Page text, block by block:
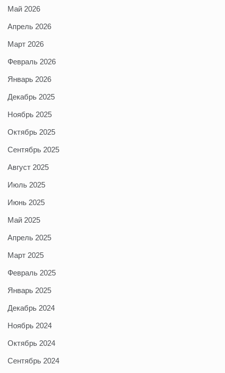
Май 2026
Апрель 2026
Март 2026
Февраль 2026
Январь 2026
Декабрь 2025
Ноябрь 2025
Октябрь 2025
Сентябрь 2025
Август 2025
Июль 2025
Июнь 2025
Май 2025
Апрель 2025
Март 2025
Февраль 2025
Январь 2025
Декабрь 2024
Ноябрь 2024
Октябрь 2024
Сентябрь 2024